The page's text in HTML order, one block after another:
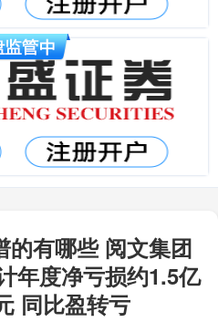
的有哪些 阅文集团
年度净亏损约1.5亿
同比盈转亏